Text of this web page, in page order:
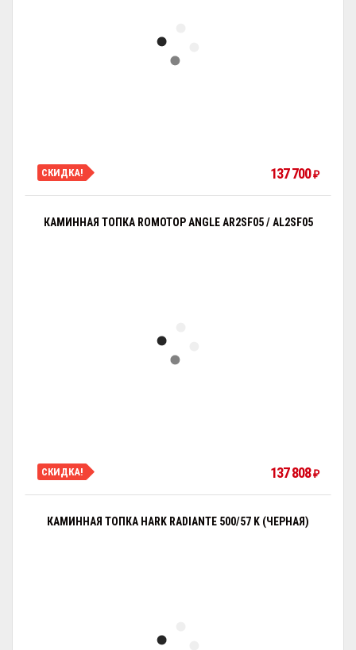
СКИДКА! 137 700₽
КАМИННАЯ ТОПКА ROMOTOP ANGLE AR2SF05 / AL2SF05
СКИДКА! 137 808₽
КАМИННАЯ ТОПКА HARK RADIANTE 500/57 K (ЧЕРНАЯ)